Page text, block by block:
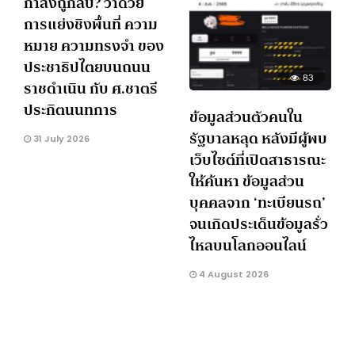
การแย่งชิงพื้นที่ ความ
หมาย ความทรงจำ ของ
ประชาธิปไตยบนถนน
ราชดำเนิน กับ ศ.ชาตรี
ประกิตนนทการ
31 July 2026
83
ข้อมูลส่วนตัวคนใน
รัฐบาลหลุด หลังมีผู้พบ
เว็บไซต์ที่เปิดสาธารณะ
ให้ค้นหา ข้อมูลส่วน
บุคคลจาก ‘ทะเบียนรถ’
จนเกิดประเด็นข้อมูลรั่ว
ไหลบนโลกออนไลน์
4 August 2026